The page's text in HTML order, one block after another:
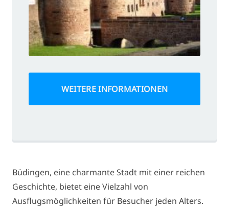
WEITERE INFORMATIONEN
Büdingen, eine charmante Stadt mit einer reichen
Geschichte, bietet eine Vielzahl von
Ausflugsmöglichkeiten für Besucher jeden Alters.